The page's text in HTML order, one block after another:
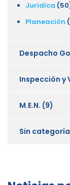
Juridica
Planeación
Despacho
Inspección y
M.E.N. (9)
Sin categoría